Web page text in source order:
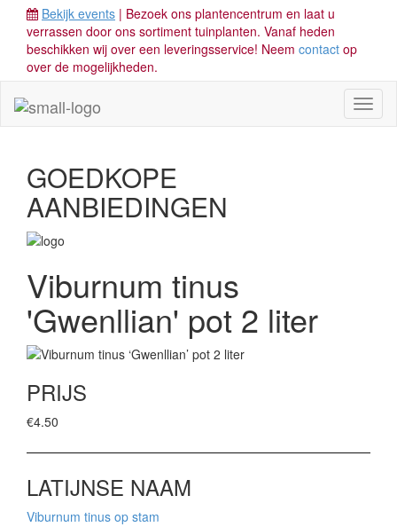
Bekijk events | Bezoek ons plantencentrum en laat u
verrassen door ons sortiment tuinplanten. Vanaf heden
beschikken wij over een leveringsservice! Neem contact op
over de mogelijkheden.
GOEDKOPE
AANBIEDINGEN
Viburnum tinus
'Gwenllian' pot 2 liter
PRIJS
€4.50
LATIJNSE NAAM
Viburnum tinus op stam